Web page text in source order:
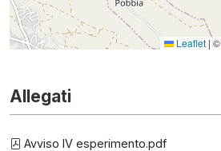
Leaflet | ©
Allegati
Avviso IV esperimento.pdf